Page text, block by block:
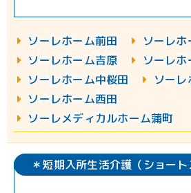
︎ソーレホーム前田
ソーレ
︎ソーレホーム吉原
ソーレ
︎︎ソーレホーム中桜田
ソー
︎ソーレホーム西田
︎︎ソーレメディカルホーム蒲町
＊短期入所生活介護（ショート